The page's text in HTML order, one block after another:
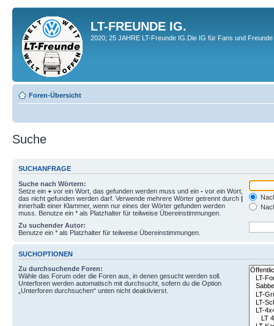
LT-FREUNDE IG.
2020; 25 JAHRE LT-Freunde IG.Die IG für Fans und
Foren-Übersicht
Suche
SUCHANFRAGE
Suche nach Wörtern:
Setze ein + vor ein Wort, das gefunden werden muss und ein - vor ein Wort,
das nicht gefunden werden darf. Verwende mehrere Wörter getrennt durch |
innerhalb einer Klammer, wenn nur eines der Wörter gefunden werden
muss. Benutze ein * als Platzhalter für teilweise Übereinstimmungen.
Zu suchender Autor:
Benutze ein * als Platzhalter für teilweise Übereinstimmungen.
SUCHOPTIONEN
Zu durchsuchende Foren:
Wähle das Forum oder die Foren aus, in denen gesucht werden soll.
Unterforen werden automatisch mit durchsucht, sofern du die Option
„Unterforen durchsuchen“ unten nicht deaktivierst.